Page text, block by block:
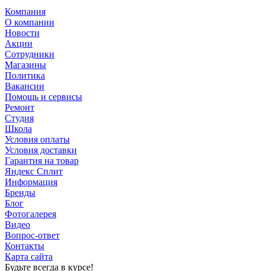
Компания
О компании
Новости
Акции
Сотрудники
Магазины
Политика
Вакансии
Помощь и сервисы
Ремонт
Студия
Школа
Условия оплаты
Условия доставки
Гарантия на товар
Яндекс Сплит
Информация
Бренды
Блог
Фотогалерея
Видео
Вопрос-ответ
Контакты
Карта сайта
Будьте всегда в курсе!